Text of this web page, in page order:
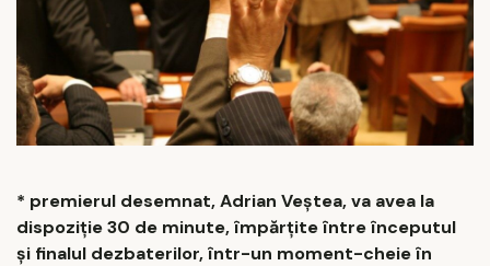
* premierul desemnat, Adrian Veștea, va avea la
dispoziție 30 de minute, împărțite între începutul
și finalul dezbaterilor, într-un moment-cheie în